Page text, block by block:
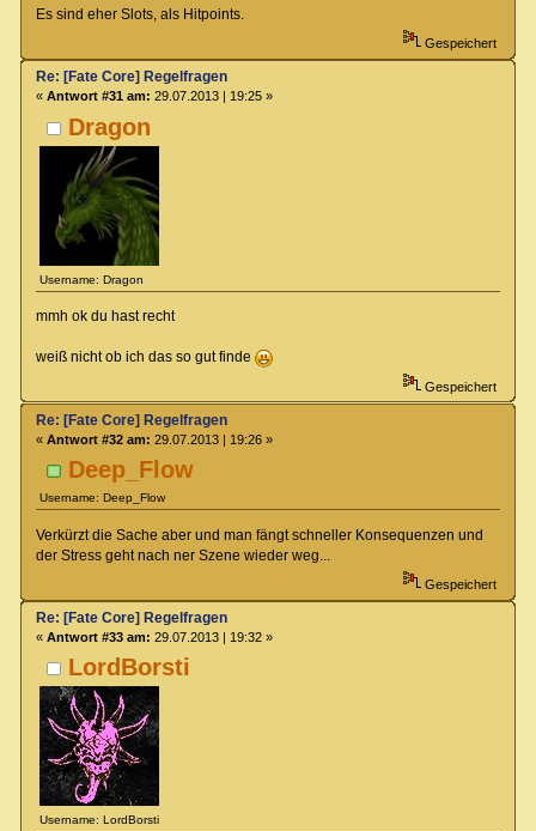
Es sind eher Slots, als Hitpoints.
Gespeichert
Dragon
Username: Dragon
Re: [Fate Core] Regelfragen
« Antwort #31 am: 29.07.2013 | 19:25 »
mmh ok du hast recht
weiß nicht ob ich das so gut finde
Gespeichert
Deep_Flow
Username: Deep_Flow
Re: [Fate Core] Regelfragen
« Antwort #32 am: 29.07.2013 | 19:26 »
Verkürzt die Sache aber und man fängt schneller Konsequenzen und
der Stress geht nach ner Szene wieder weg...
Gespeichert
LordBorsti
Username: LordBorsti
Re: [Fate Core] Regelfragen
« Antwort #33 am: 29.07.2013 | 19:32 »